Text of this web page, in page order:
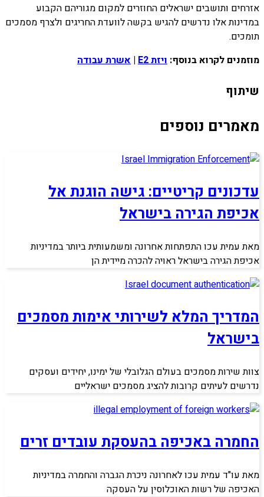
אזרחים ותושבים ישראלים החוזרים למקום מגוריהם הקבוע
במדינות אלו נדרשים להגיש בקשה לוועדת החריגים ולצרף מסמכים
תומכים.
מוזמנים לקרוא בנוסף: ויזת E2 | אשרת עבודה
שיתוף
מאמרים נוספים
עדכונים קריטיים: גישה הוגנת אל
אכיפת הגירה בישראל
מאת עמית עכו התפתחות אחרונה ומשמעותית ביותר במדיניות
אכיפת הגירה בישראל ראויה להכרה מיידית הן
המדריך המלא לשירותי אימות מסמכים
בישראל
צוות שירות מסמכים בעולם הגלובלי של ימינו, יחידים ועסקים
נדרשים לעיתים קרובות להציג מסמכים ישראליים
החמרה באכיפה בהעסקת עובדים זרים
מאת עו"ד עמית עכו לאחרונה ניכרת הגברה והחמרה במדיניות
האכיפה של רשות האוכלוסין על העסקה